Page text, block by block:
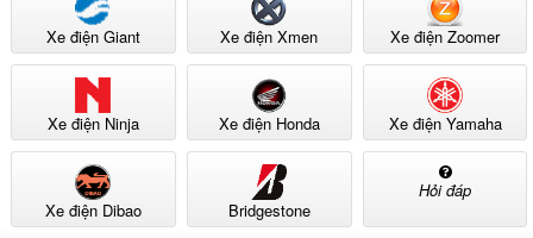
KYMCO cam kết bảo hành khung xe 3 năm và động cơ 1 năm, một
chính sách hỗ trợ kỹ thuật rõ ràng, củng cố thêm niềm tin về chất
lượng. Thời gian bảo hành 6 tháng cho ắc quy cũng là mức tiêu
chuẩn cho dòng pin chì-axit thông thường. Sự cam kết này mang lại
sự an tâm cho người sở hữu xe về lâu dài.
Nền tảng giảm xóc
Xe điện Giant Xe điện Xmen Xe điện Zoomer
Xe điện Ninja Xe điện Honda Xe điện Yamaha
Xe điện Dibao Bridgestone
Hỏi đáp